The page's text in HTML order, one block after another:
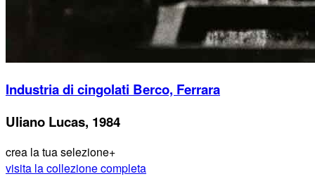
Industria di cingolati Berco, Ferrara
Uliano Lucas, 1984
crea la tua selezione+
visita la collezione completa